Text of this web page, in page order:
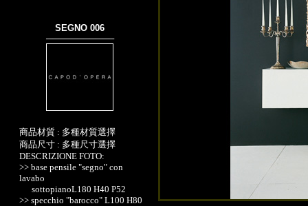
SEGNO 006
───────────
商品材質 : 多種材質選擇
商品尺寸 : 多種尺寸選擇
DESCRIZIONE FOTO:
>> base pensile "segno" con
lavabo
sottopianoL180 H40 P52
>> specchio "barocco" L100 H80